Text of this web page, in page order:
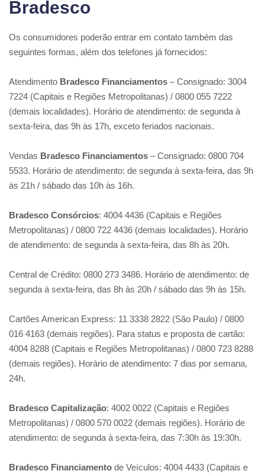
Bradesco
Os consumidores poderão entrar em contato também das
seguintes formas, além dos telefones já fornecidos:
Atendimento Bradesco Financiamentos – Consignado: 3004
7224 (Capitais e Regiões Metropolitanas) / 0800 055 7222
(demais localidades). Horário de atendimento: de segunda à
sexta-feira, das 9h às 17h, exceto feriados nacionais.
Vendas Bradesco Financiamentos – Consignado: 0800 704
5533. Horário de atendimento: de segunda à sexta-feira, das 9h
às 21h / sábado das 10h às 16h.
Bradesco Consórcios: 4004 4436 (Capitais e Regiões
Metropolitanas) / 0800 722 4436 (demais localidades). Horário
de atendimento: de segunda à sexta-feira, das 8h às 20h.
Central de Crédito: 0800 273 3486. Horário de atendimento: de
segunda à sexta-feira, das 8h às 20h / sábado das 9h às 15h.
Cartões American Express: 11 3338 2822 (São Paulo) / 0800
016 4163 (demais regiões). Para status e proposta de cartão:
4004 8288 (Capitais e Regiões Metropolitanas) / 0800 723 8288
(demais regiões). Horário de atendimento: 7 dias por semana,
24h.
Bradesco Capitalização: 4002 0022 (Capitais e Regiões
Metropolitanas) / 0800 570 0022 (demais regiões). Horário de
atendimento: de segunda à sexta-feira, das 7:30h às 19:30h.
Bradesco Financiamento de Veículos: 4004 4433 (Capitais e